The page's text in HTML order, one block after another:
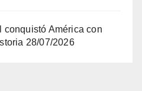
conquistó América con
28/07/2026